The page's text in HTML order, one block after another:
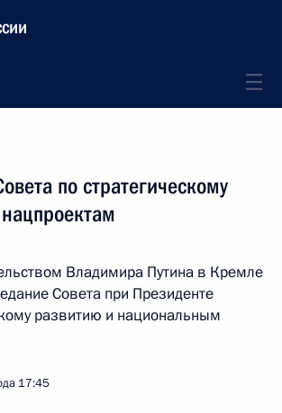
по стратегическому
Владимира Путина в Кремле
Совета при Президенте
развитию и национальным
17:45